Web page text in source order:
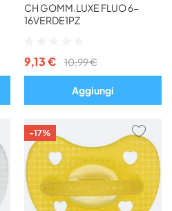
CH GOMM.LUXE FLUO 6-
16VERDE1PZ
9,13 € 10,99 €
Aggiungi
AGGIUNGI
AI
PREFERITI
-17%
AI